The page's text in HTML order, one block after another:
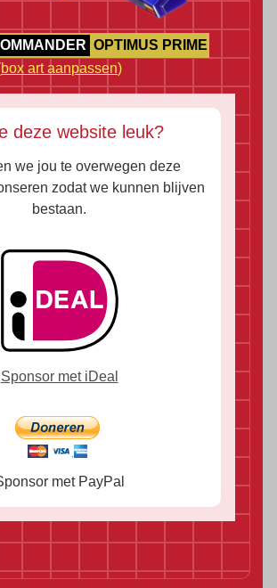
OPTIMUS PRIME
box art aanpassen)
deze website leuk?
we jou te overwegen deze
zodat we kunnen blijven
bestaan.
Sponsor met iDeal
met PayPal